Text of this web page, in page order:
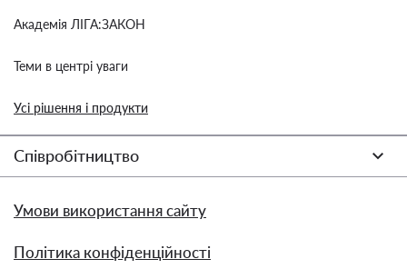
Академія ЛІГА:ЗАКОН
Теми в центрі уваги
Усі рішення і продукти
Співробітництво
Умови використання сайту
Політика конфіденційності